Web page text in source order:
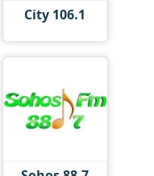
City 106.1